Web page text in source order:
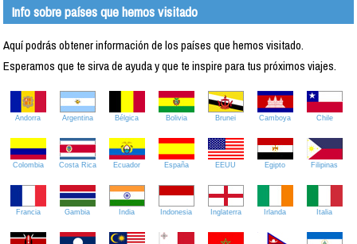
Info sobre países que hemos visitado
Aquí podrás obtener información de los países que hemos visitado.
Esperamos que te sirva de ayuda y que te inspire para tus próximos viajes.
Andorra Argentina Bélgica Bolivia Brunei Camboya Chile
Colombia Costa Rica Ecuador España EEUU Egipto Filipinas
Francia Gambia India Indonesia Inglaterra Irlanda Italia